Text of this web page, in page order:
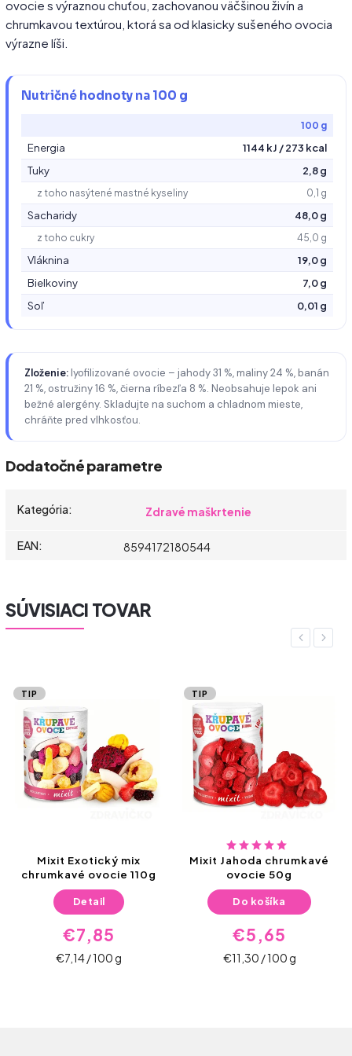
ovocie s výraznou chuťou, zachovanou väčšinou živín a
chrumkavou textúrou, ktorá sa od klasicky sušeného ovocia
výrazne líši.
Nutričné hodnoty na 100 g
100 g
Energia
1144 kJ / 273 kcal
Tuky
2,8 g
z toho nasýtené mastné kyseliny 0,1 g
Sacharidy 48,0 g
z toho cukry 45,0 g
Vláknina
19,0 g
Bielkoviny
7,0 g
Soľ
0,01 g
Zloženie: lyofilizované ovocie – jahody 31 %, maliny 24 %, banán
21 %, ostružiny 16 %, čierna ríbezľa 8 %. Neobsahuje lepok ani
bežné alergény. Skladujte na suchom a chladnom mieste,
chráňte pred vlhkosťou.
Dodatočné parametre
Kategória: Zdravé maškrtenie
EAN: 8594172180544
SÚVISIACI TOVAR
Previous
TIP
Mixit Exotický mix
chrumkavé ovocie 110g
€7,85
€7,14 / 100 g
Detail
TIP
Mixit Jahoda chrumkavé
ovocie 50g
€5,65
€11,30 / 100 g
Do košíka
Next